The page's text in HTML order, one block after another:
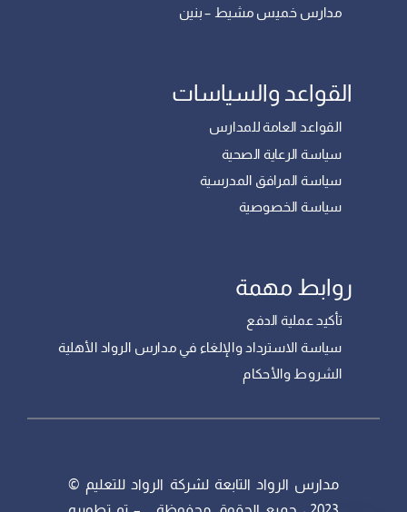
مدارس خميس مشيط – بنين
القواعد والسياسات
القواعد العامة للمدارس
سياسة الرعاية الصحية
سياسة المرافق المدرسية
سياسة الخصوصية
روابط مهمة
تأكيد عملية الدفع
سياسة الاسترداد والإلغاء في مدارس الرواد الأهلية
الشروط والأحكام
مدارس الرواد التابعة لشركة الرواد للتعليم ©